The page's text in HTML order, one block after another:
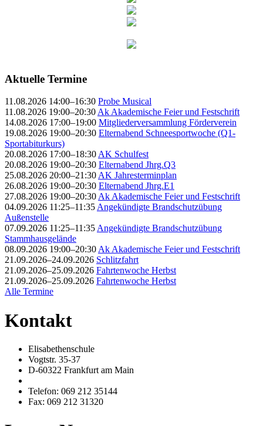
Aktuelle Termine
11.08.2026 14:00–16:30 Probe Musical
11.08.2026 19:00–20:30 Ak Akademische Feier und Festschrift
14.08.2026 17:00–19:00 Mitgliederversammlung Förderverein
19.08.2026 19:00–20:30 Elternabend Schneesportwoche (Q1-
Sportabiturkurs)
20.08.2026 17:00–18:30 AK Schulfest
20.08.2026 19:00–20:30 Elternabend Jhrg.Q3
25.08.2026 20:00–21:30 AK Jahresterminplan
26.08.2026 19:00–20:30 Elternabend Jhrg.E1
27.08.2026 19:00–20:30 Ak Akademische Feier und Festschrift
04.09.2026 11:25–11:35 Angekündigte Brandschutzübung
Außenstelle
07.09.2026 11:25–11:35 Angekündigte Brandschutzübung
Stammhausgelände
08.09.2026 19:00–20:30 Ak Akademische Feier und Festschrift
21.09.2026–24.09.2026 Schlitzfahrt
21.09.2026–25.09.2026 Fahrtenwoche Herbst
21.09.2026–25.09.2026 Fahrtenwoche Herbst
Alle Termine
Kontakt
Elisabethenschule
Vogtstr. 35-37
D-60322 Frankfurt am Main
Telefon: 069 212 35144
Fax: 069 212 31320